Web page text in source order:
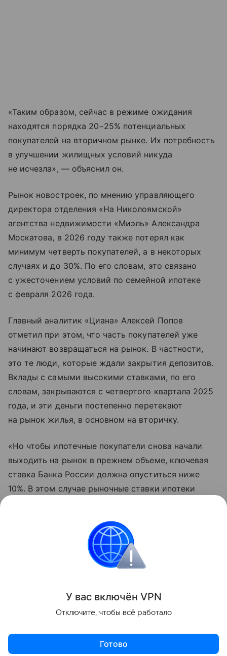
«Таким образом, сейчас в режиме ожидания
находятся порядка 20−25% потенциальных
покупателей на вторичном рынке. Их потребность
в улучшении жилищных условий никуда
не исчезла», — объяснил он.
Рынок новостроек, по мнению управляющего
директора отделения «На Николоямской»
агентства недвижимости «Миэль» Александра
Москатова, в 2026 году также потерял как
минимум четверть покупателей, а в некоторых
случаях и до 30%. По его словам, это связано
с ужесточением условий по семейной ипотеке
с февраля 2026 года.
Главный аналитик «Циана» Алексей Попов
отметил при этом, что часть покупателей уже
начинают возвращаться на рынок. В частности,
это те люди, которые ждали закрытия депозитов.
Вклады с самыми высокими ставками, по его
словам, закрываются с четвертого квартала 2025
года, и эти деньги постепенно перетекают
на рынок жилья, в основном на вторичку.
«Но чтобы ипотечные покупатели снова начали
выходить на рынок в прежнем объеме, ключевая
ставка Банка России должна опуститься ниже
10%. В этом случае рыночные ставки ипотеки
восстановления спроса», — дал прогноз Москатов.
Поделиться
У вас включён VPN
Отключите, чтобы всё работало
Готово